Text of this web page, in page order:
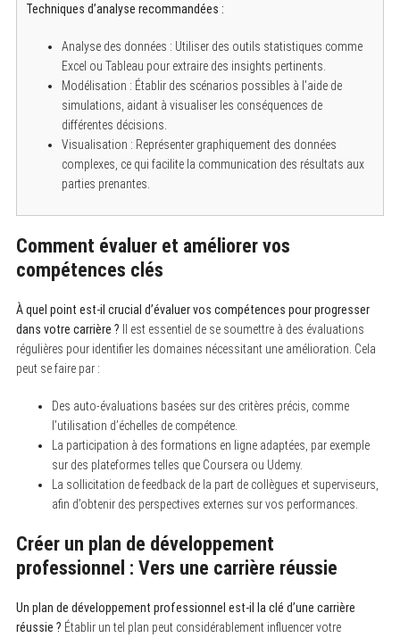
Techniques d’analyse recommandées :
Analyse des données : Utiliser des outils statistiques comme
Excel ou Tableau pour extraire des insights pertinents.
Modélisation : Établir des scénarios possibles à l’aide de
simulations, aidant à visualiser les conséquences de
différentes décisions.
Visualisation : Représenter graphiquement des données
complexes, ce qui facilite la communication des résultats aux
parties prenantes.
Comment évaluer et améliorer vos
compétences clés
À quel point est-il crucial d’évaluer vos compétences pour progresser
dans votre carrière ? Il est essentiel de se soumettre à des évaluations
régulières pour identifier les domaines nécessitant une amélioration. Cela
peut se faire par :
Des auto-évaluations basées sur des critères précis, comme
l’utilisation d’échelles de compétence.
La participation à des formations en ligne adaptées, par exemple
sur des plateformes telles que Coursera ou Udemy.
La sollicitation de feedback de la part de collègues et superviseurs,
afin d’obtenir des perspectives externes sur vos performances.
Créer un plan de développement
professionnel : Vers une carrière réussie
Un plan de développement professionnel est-il la clé d’une carrière
réussie ? Établir un tel plan peut considérablement influencer votre